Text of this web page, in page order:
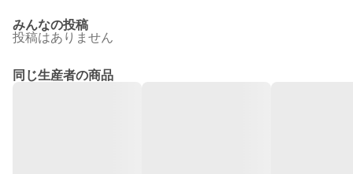
みんなの投稿
投稿はありません
同じ生産者の商品